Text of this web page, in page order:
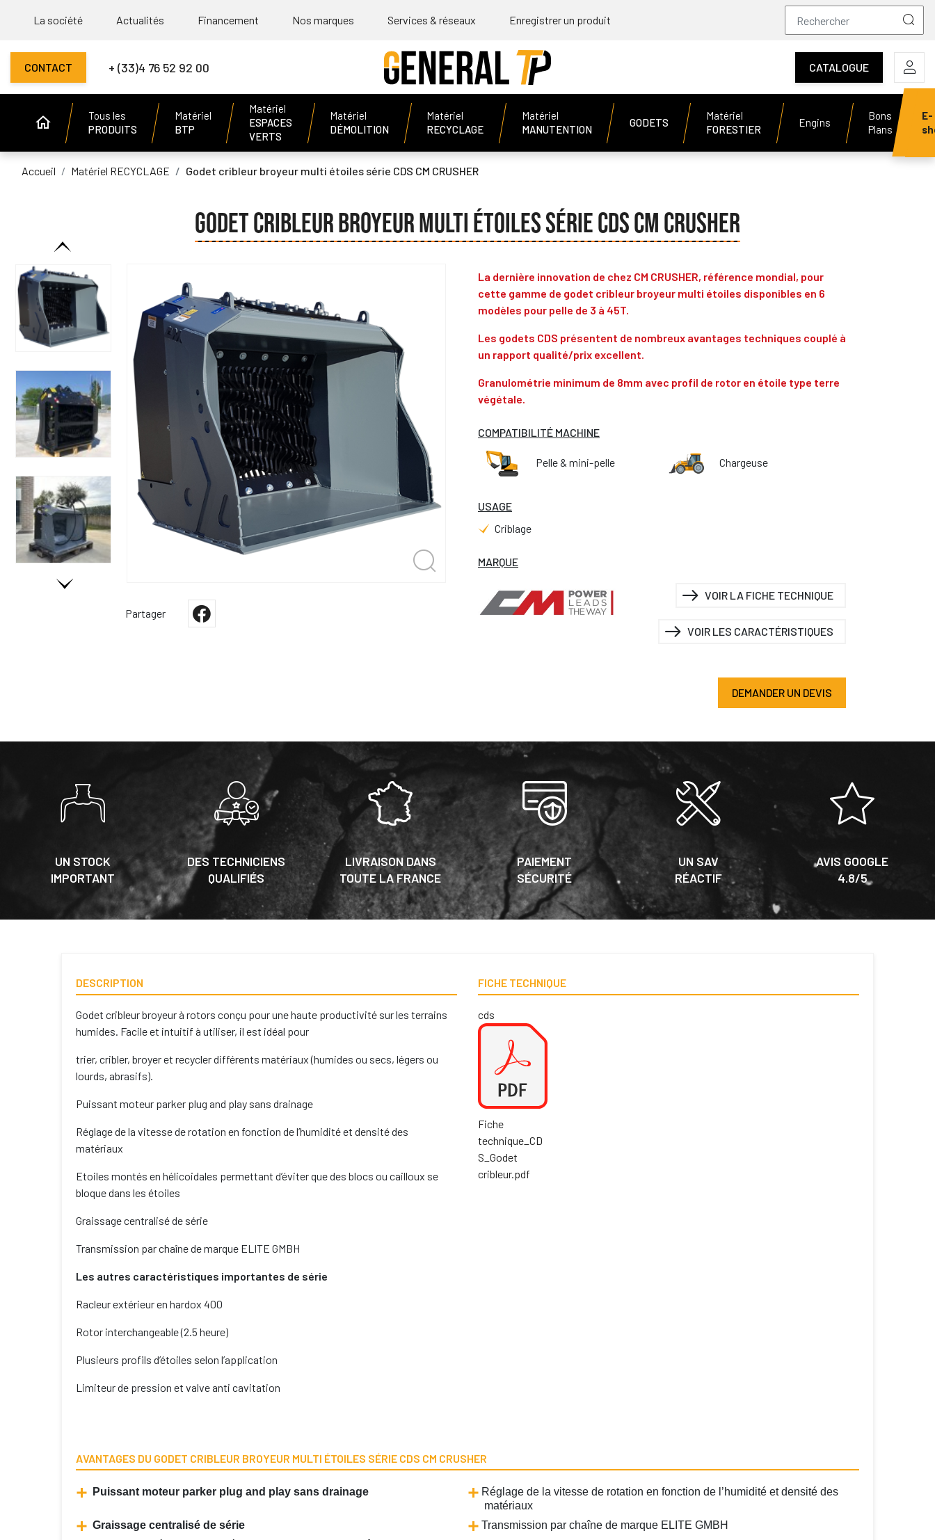
La société Actualités Financement Nos marques Services & réseaux Enregistrer un produit
CONTACT + (33)4 76 52 92 00 CATALOGUE
Tous les
PRODUITS
Matériel
BTP
Matériel
ESPACES
VERTS
Matériel
DÉMOLITION
Matériel
RECYCLAGE
Matériel
MANUTENTION
GODETS
Matériel
FORESTIER
Engins
Bons
Plans
E-
Accueil Matériel RECYCLAGE Godet cribleur broyeur multi étoiles série CDS CM CRUSHER
GODET CRIBLEUR BROYEUR MULTI ÉTOILES SÉRIE CDS CM CRUSHER
Partager
La dernière innovation de chez CM CRUSHER, référence mondial, pour
cette gamme de godet cribleur broyeur multi étoiles disponibles en 6
modèles pour pelle de 3 à 45T.
Les godets CDS présentent de nombreux avantages techniques couplé à
un rapport qualité/prix excellent.
Granulométrie minimum de 8mm avec profil de rotor en étoile type terre
végétale.
COMPATIBILITÉ MACHINE
Pelle & mini-pelle Chargeuse
USAGE
Criblage
MARQUE
VOIR LA FICHE TECHNIQUE
VOIR LES CARACTÉRISTIQUES
DEMANDER UN DEVIS
UN STOCK
IMPORTANT
DES TECHNICIENS
QUALIFIÉS
LIVRAISON DANS
TOUTE LA FRANCE
PAIEMENT
SÉCURITÉ
UN SAV
RÉACTIF
AVIS GOOGLE
4.8/5
DESCRIPTION
Godet cribleur broyeur à rotors conçu pour une haute productivité sur les terrains
humides. Facile et intuitif à utiliser, il est idéal pour
trier, cribler, broyer et recycler différents matériaux (humides ou secs, légers ou
lourds, abrasifs).
Puissant moteur parker plug and play sans drainage
Réglage de la vitesse de rotation en fonction de l’humidité et densité des
matériaux
Etoiles montés en hélicoidales permettant d’éviter que des blocs ou cailloux se
bloque dans les étoiles
Graissage centralisé de série
Transmission par chaîne de marque ELITE GMBH
Les autres caractéristiques importantes de série
Racleur extérieur en hardox 400
Rotor interchangeable (2.5 heure)
Plusieurs profils d’étoiles selon l’application
Limiteur de pression et valve anti cavitation
FICHE TECHNIQUE
cds
Fiche
technique_CD
S_Godet
cribleur.pdf
AVANTAGES DU GODET CRIBLEUR BROYEUR MULTI ÉTOILES SÉRIE CDS CM CRUSHER
Puissant moteur parker plug and play sans drainage
Réglage de la vitesse de rotation en fonction de l’humidité et densité des
matériaux
Graissage centralisé de série
Transmission par chaîne de marque ELITE GMBH